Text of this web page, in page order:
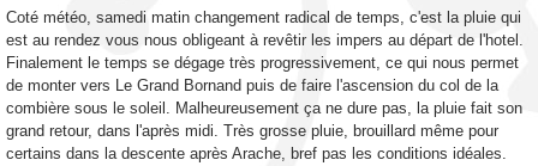
Coté météo, samedi matin changement radical de temps, c'est la pluie qui
est au rendez vous nous obligeant à revêtir les impers au départ de l'hotel.
Finalement le temps se dégage très progressivement, ce qui nous permet
de monter vers Le Grand Bornand puis de faire l'ascension du col de la
combière sous le soleil. Malheureusement ça ne dure pas, la pluie fait son
grand retour, dans l'après midi. Très grosse pluie, brouillard même pour
certains dans la descente après Arache, bref pas les conditions idéales.